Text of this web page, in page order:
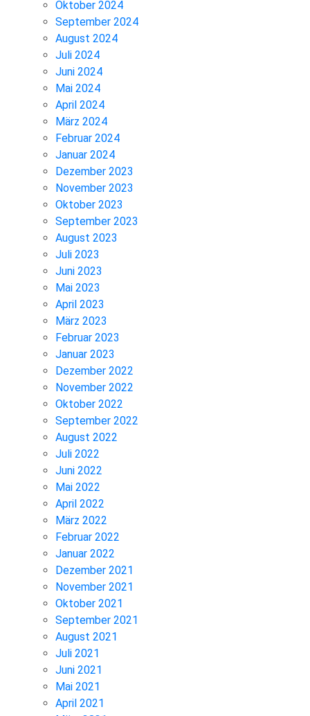
Oktober 2024
September 2024
August 2024
Juli 2024
Juni 2024
Mai 2024
April 2024
März 2024
Februar 2024
Januar 2024
Dezember 2023
November 2023
Oktober 2023
September 2023
August 2023
Juli 2023
Juni 2023
Mai 2023
April 2023
März 2023
Februar 2023
Januar 2023
Dezember 2022
November 2022
Oktober 2022
September 2022
August 2022
Juli 2022
Juni 2022
Mai 2022
April 2022
März 2022
Februar 2022
Januar 2022
Dezember 2021
November 2021
Oktober 2021
September 2021
August 2021
Juli 2021
Juni 2021
Mai 2021
April 2021